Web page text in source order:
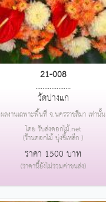
21-008
....................
วัดปางแก
ผลงานเฉพาะพื้นที่ จ.นครราชสีมา เท่านั้น
โดย รับส่งดอกไม้.net
(ร้านดอกไม้ บุ่งขี้เหล็ก )
ราคา 1500 บาท
(ราคานี้ยังไม่รวมค่าขนส่ง)